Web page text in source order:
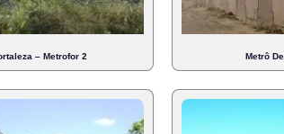
– Metrofor 2 Metrô